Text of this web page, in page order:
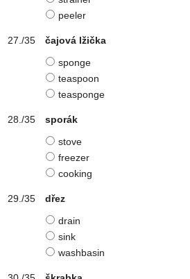
peeler
čajová lžička
sponge
teaspoon
teasponge
sporák
stove
freezer
cooking
dřez
drain
sink
washbasin